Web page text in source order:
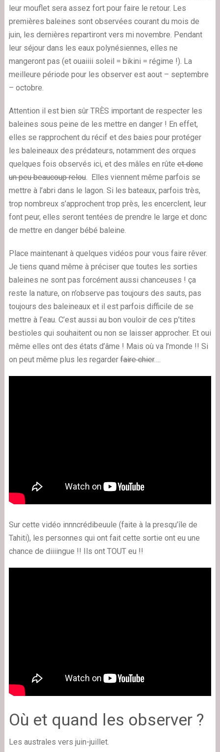
leur mouflet sera assez fort pour faire le retour. Les
premières baleines sont observées courant du mois de
juin, les dernières repartiront vers mi novembre. Pendant
leur séjour dans les eaux polynésiennes, elles ne
mangeront pas (et ouaiiii soleil = bikini = régime !). La
meilleure période pour les observer est aout – septembre
– octobre.
Attention il est bien sûr TRÈS important de respecter les
baleines sous peine de les mettre en danger ! En effet,
elles se rapprochent du récif et des baies pour protéger
les baleineaux des prédateurs, notamment des orques
quelques fois observés ici, et des mâles en rûteet donc
un peu beaucoup relou. Elles viennent même parfois se
mettre à l’abri dans le lagon. Si les bateaux, parfois très,
trop nombreux s’approchent trop près, les encerclent, leur
font peur, elles seront tentées de prendre le large et donc
de mettre en danger bébé baleine.
Place maintenant à quelques vidéos pour vous faire rêver.
Je tiens quand même à préciser que toutes les sorties
baleines ne sont pas forcément aussi chanceuses ! ça
reste la nature, on n’observe pas toujours des sauts, pas
toujours des baleineaux et il est parfois difficile de se
mettre à l’eau. C’est aussi au bon vouloir de ces p’tites
bestioles qui souhaitent ou non se laisser approcher. Et oui
même elles ont des états d’âme ! Mais où va l’monde !! Si
on peut même plus les regarderfaire chier….
Sur cette vidéo innncrédibeuule (faite à la presqu’île de
Tahiti), les personnes qui ont fait cette sortie ont eu une
chance de diiiingue !! Ils ont TOUT eu !!
Où et quand les observer ?
Les australes vers juin-juillet.